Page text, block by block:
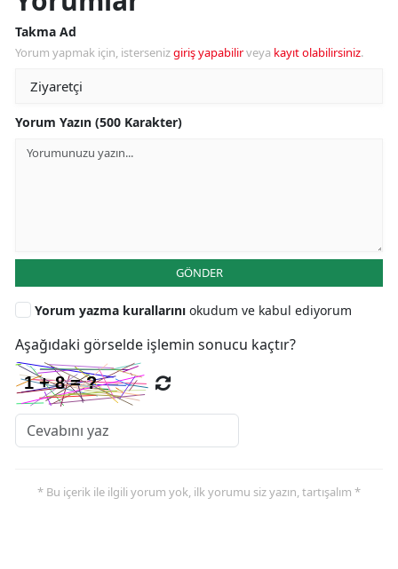
Takma Ad
Yorum yapmak için, istersenizgiriş yapabilirveya kayıt olabilirsiniz.
Yorum Yazın (500 Karakter)
GÖNDER
Yorum yazma kurallarını okudum ve kabul ediyorum
Aşağıdaki görselde işlemin sonucu kaçtır?
* Bu içerik ile ilgili yorum yok, ilk yorumu siz yazın, tartışalım *